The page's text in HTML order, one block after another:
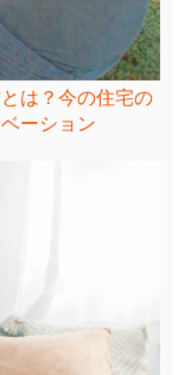
は？今の住宅の
ーション